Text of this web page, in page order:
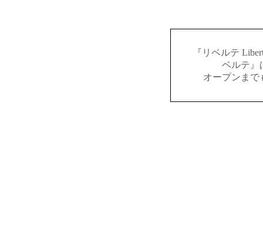
『リベルテ
ベルテ』
オープンまで